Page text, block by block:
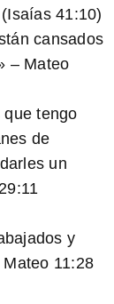
(Isaías 41:10)
cansados
– Mateo
tengo
de
un
y
11:28